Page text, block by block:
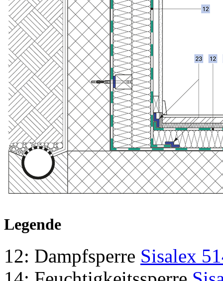
Legende
12: Dampfsperre Sisalex